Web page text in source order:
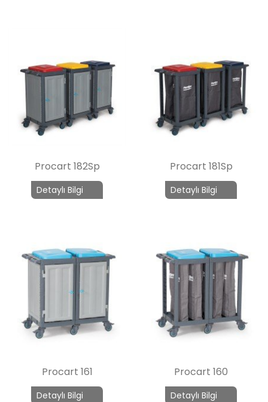
Procart 182Sp
Detaylı Bilgi
Procart 181Sp
Detaylı Bilgi
Procart 161
Detaylı Bilgi
Procart 160
Detaylı Bilgi